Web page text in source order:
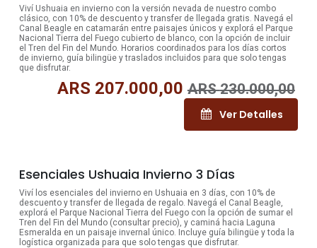
Viví Ushuaia en invierno con la versión nevada de nuestro combo
clásico, con 10% de descuento y transfer de llegada gratis. Navegá el
Canal Beagle en catamarán entre paisajes únicos y explorá el Parque
Nacional Tierra del Fuego cubierto de blanco, con la opción de incluir
el Tren del Fin del Mundo. Horarios coordinados para los días cortos
de invierno, guía bilingüe y traslados incluidos para que solo tengas
que disfrutar.
ARS 207.000,00 ARS230.000,00
Ver Detalles
10% OFF
Esenciales Ushuaia Invierno 3 Días
Viví los esenciales del invierno en Ushuaia en 3 días, con 10% de
descuento y transfer de llegada de regalo. Navegá el Canal Beagle,
explorá el Parque Nacional Tierra del Fuego con la opción de sumar el
Tren del Fin del Mundo (consultar precio), y caminá hacia Laguna
Esmeralda en un paisaje invernal único. Incluye guía bilingüe y toda la
logística organizada para que solo tengas que disfrutar.